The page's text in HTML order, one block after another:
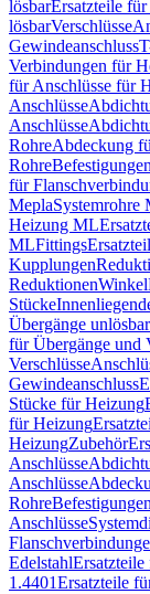
lösbarErsatzteile
lösbarVerschlüsse
Gewindeanschluss
Verbindungen für
für Anschlüsse für
Anschlüsse
Anschlüsse
RohreAbdeckung
Rohre
für
MeplaSystemrohre
Heizung ML
MLFittings
Kupplungen
ReduktionenWinkel
Stücke
Übergänge unlösbar
für Übergänge und
Verschlüsse
Gewindeanschluss
Stücke für Heizung
für Heizung
HeizungZubehör
Anschlüsse
Anschlüsse
Rohre
Anschlüsse
EdelstahlErsatzteile
1.4401Ersatzteile